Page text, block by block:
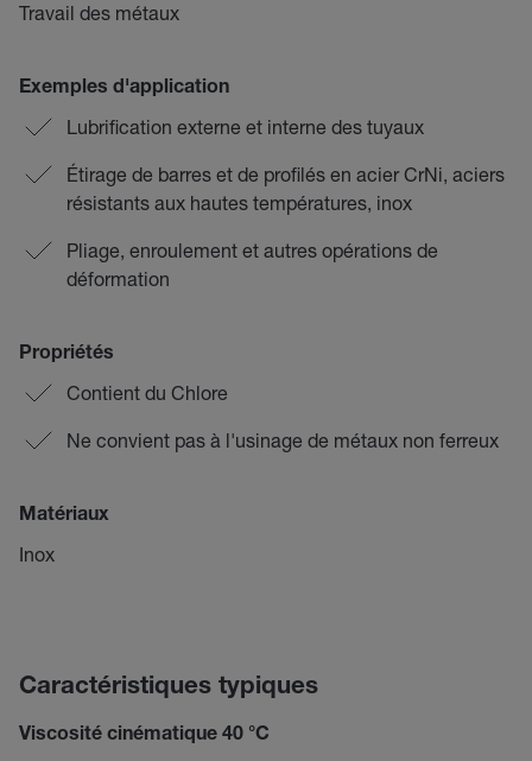
Travail des métaux
Exemples d'application
Lubrification externe et interne des tuyaux
Étirage de barres et de profilés en acier CrNi, aciers
résistants aux hautes températures, inox
Pliage, enroulement et autres opérations de
déformation
Propriétés
Contient du Chlore
Ne convient pas à l'usinage de métaux non ferreux
Matériaux
Inox
Caractéristiques typiques
Viscosité cinématique 40 °C